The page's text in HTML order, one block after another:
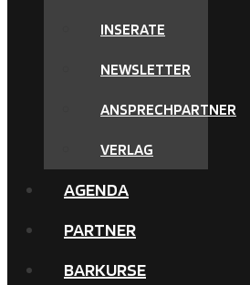
INSERATE
NEWSLETTER
ANSPRECHPARTNER
VERLAG
AGENDA
PARTNER
BARKURSE